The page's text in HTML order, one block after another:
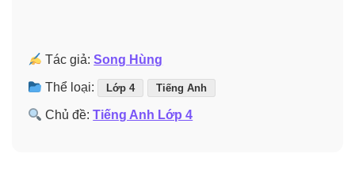
Tác giả:Song Hùng
Thể loại: Lớp 4 Tiếng Anh
Chủ đề:Tiếng Anh Lớp 4